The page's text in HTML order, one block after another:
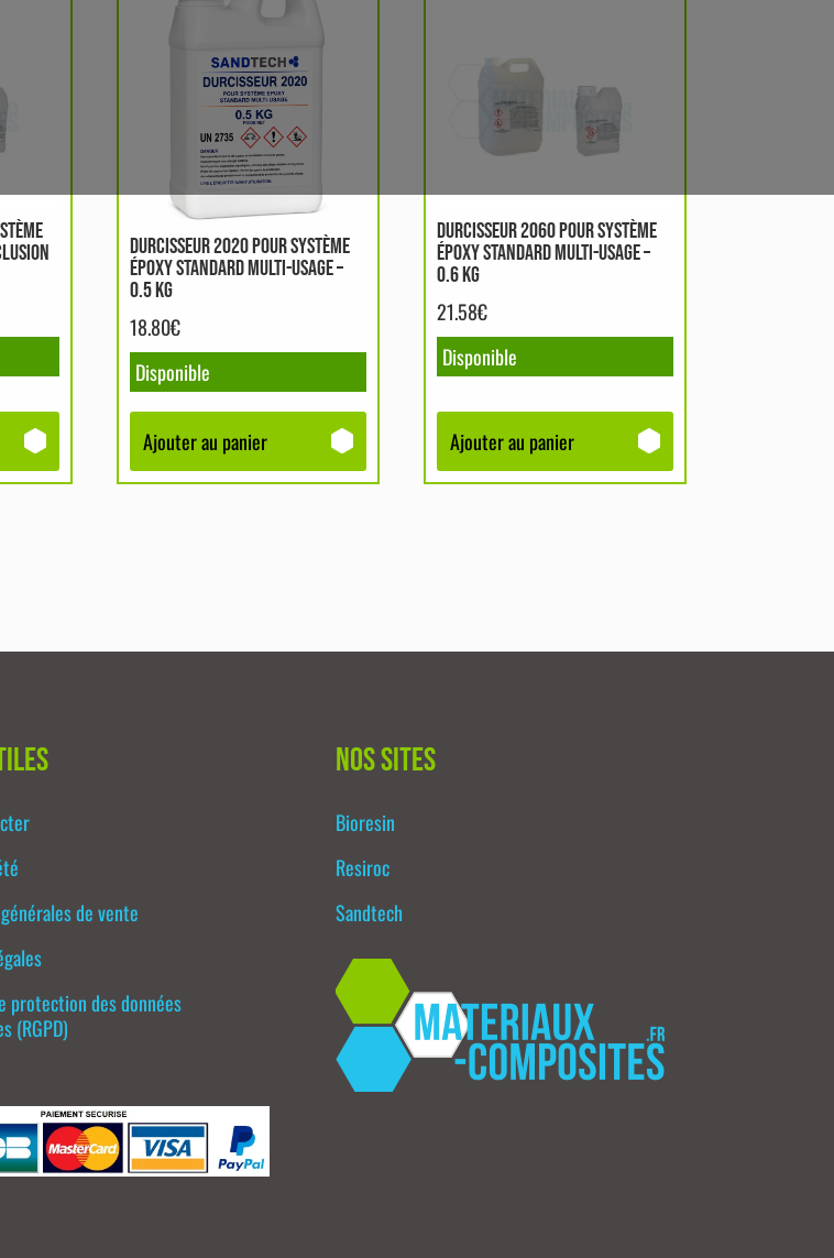
DURCISSEUR 2020 POUR SYSTÈME
ÉPOXY STANDARD MULTI-USAGE –
0.5 KG
18.80€
Disponible
Ajouter au panier
DURCISSEUR 2060 POUR SYSTÈME
ÉPOXY STANDARD MULTI-USAGE –
0.6 KG
21.58€
Disponible
Ajouter au panier
de vente
protection des données
(RGPD)
Nos sites
Bioresin
Resiroc
Sandtech